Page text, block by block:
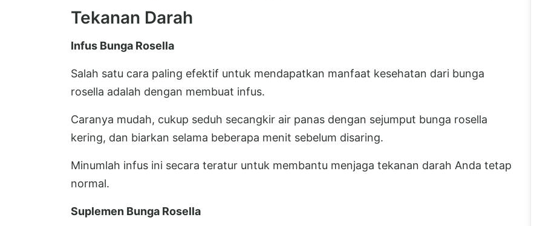
Tekanan Darah
Infus Bunga Rosella
Salah satu cara paling efektif untuk mendapatkan manfaat kesehatan dari bunga
rosella adalah dengan membuat infus.
Caranya mudah, cukup seduh secangkir air panas dengan sejumput bunga rosella
kering, dan biarkan selama beberapa menit sebelum disaring.
Minumlah infus ini secara teratur untuk membantu menjaga tekanan darah Anda tetap
normal.
Suplemen Bunga Rosella